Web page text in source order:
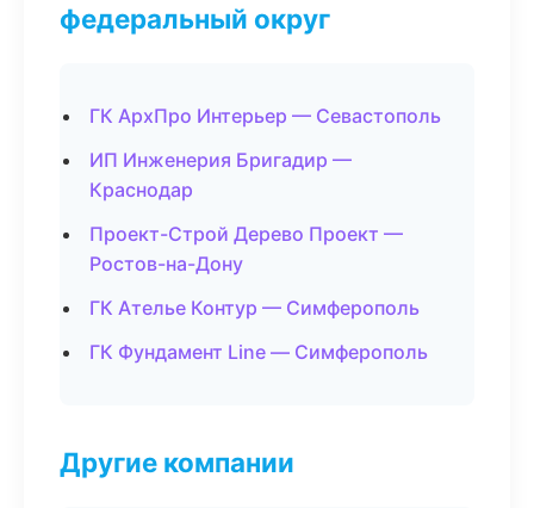
федеральный округ
ГК АрхПро Интерьер — Севастополь
ИП Инженерия Бригадир —
Краснодар
Проект-Строй Дерево Проект —
Ростов-на-Дону
ГК Ателье Контур — Симферополь
ГК Фундамент Line — Симферополь
Другие компании